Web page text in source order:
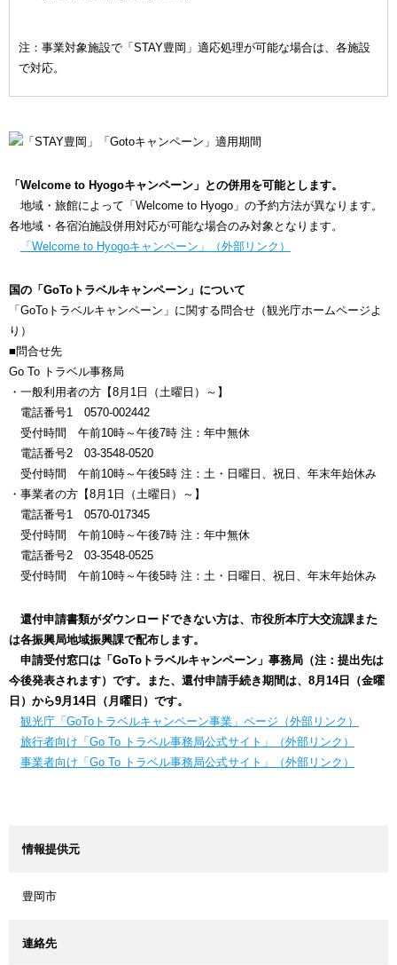
注：事業対象施設で「STAY豊岡」適応処理が可能な場合は、各施設
で対応。
「Welcome to Hyogoキャンペーン」との併用を可能とします。
地域・旅館によって「Welcome to Hyogo」の予約方法が異なります。
各地域・各宿泊施設併用対応が可能な場合のみ対象となります。
「Welcome to Hyogoキャンペーン」（外部リンク）
国の「GoToトラベルキャンペーン」について
「GoToトラベルキャンペーン」に関する問合せ（観光庁ホームページよ
り）
■問合せ先
Go To トラベル事務局
・一般利用者の方【8月1日（土曜日）～】
電話番号1 0570-002442
受付時間 午前10時～午後7時 注：年中無休
電話番号2 03-3548-0520
受付時間 午前10時～午後5時 注：土・日曜日、祝日、年末年始休み
・事業者の方【8月1日（土曜日）～】
電話番号1 0570-017345
受付時間 午前10時～午後7時 注：年中無休
電話番号2 03-3548-0525
受付時間 午前10時～午後5時 注：土・日曜日、祝日、年末年始休み
還付申請書類がダウンロードできない方は、市役所本庁大交流課また
は各振興局地域振興課で配布します。
申請受付窓口は「GoToトラベルキャンペーン」事務局（注：提出先は
今後発表されます）です。また、還付申請手続き期間は、8月14日（金曜
日）から9月14日（月曜日）です。
観光庁「GoToトラベルキャンペーン事業」ページ（外部リンク）
旅行者向け「Go To トラベル事務局公式サイト」（外部リンク）
事業者向け「Go To トラベル事務局公式サイト」（外部リンク）
情報提供元
豊岡市
連絡先